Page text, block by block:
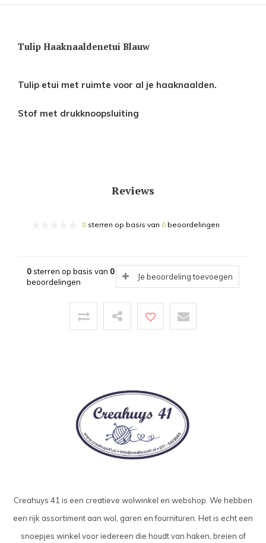
Tulip Haaknaaldenetui Blauw
Tulip etui met ruimte voor al je haaknaalden.
Stof met drukknoopsluiting
Reviews
0 sterren op basis van 0 beoordelingen
0sterren op basis van 0
beoordelingen
Je beoordeling toevoegen
Creahuys 41 is een creatieve wolwinkel en webshop. We hebben
een rijk assortiment aan wol, garen en fournituren. Het is echt een
snoepjes winkel voor iedereen die houdt van haken, breien of